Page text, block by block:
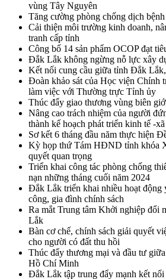
vùng Tây Nguyên
Tăng cường phòng chống dịch
Cải thiện môi trường kinh doanh,
tranh cấp tỉnh
Công bố 14 sản phẩm OCOP đạt
Đắk Lắk không ngừng nỗ lực xây
Kết nối cung cầu giữa tỉnh Đắk
Đoàn khảo sát của Học viện Chính
làm việc với Thường trực Tỉnh ủy
Thúc đẩy giao thương vùng biên
Nâng cao trách nhiệm của người
thành kế hoạch phát triển kinh tế -
Sơ kết 6 tháng đầu năm thực hiện
Kỳ họp thứ Tám HĐND tỉnh khóa
quyết quan trọng
Triển khai công tác phòng chống
nạn những tháng cuối năm 2024
Đắk Lắk triển khai nhiều hoạt động
công, gia đình chính sách
Ra mắt Trung tâm Khởi nghiệp đổi
Lắk
Bàn cơ chế, chính sách giải quyết
cho người có đất thu hồi
Thúc đẩy thương mại và đầu tư
Hồ Chí Minh
Đắk Lắk tập trung đẩy mạnh kết